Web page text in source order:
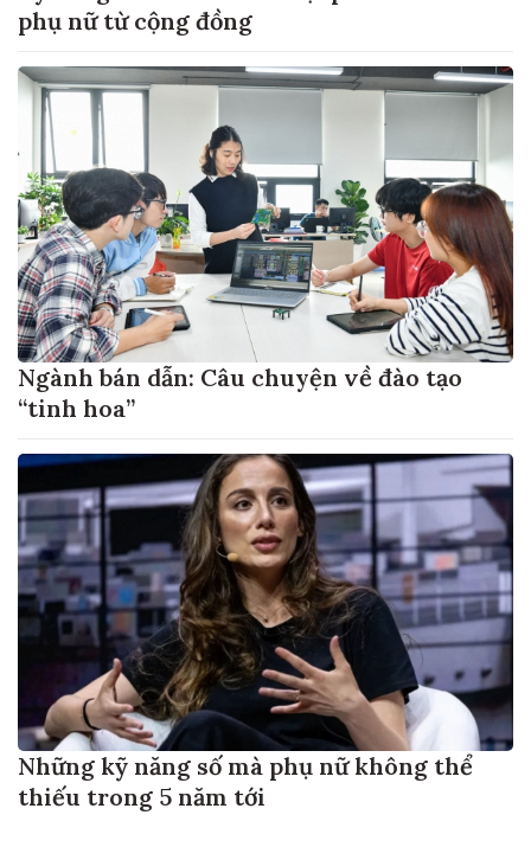
phụ nữ từ cộng đồng
Ngành bán dẫn: Câu chuyện về đào tạo
“tinh hoa”
Những kỹ năng số mà phụ nữ không thể
thiếu trong 5 năm tới